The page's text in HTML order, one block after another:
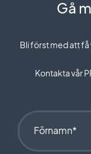
Gå
Bli först med att
Kontakta vår
Förnamn*